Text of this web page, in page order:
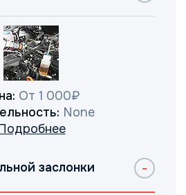
От 1 000₽
None
заслонки